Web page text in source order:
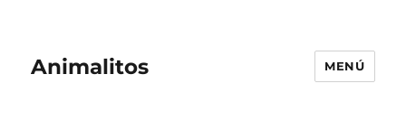
Animalitos MENÚ